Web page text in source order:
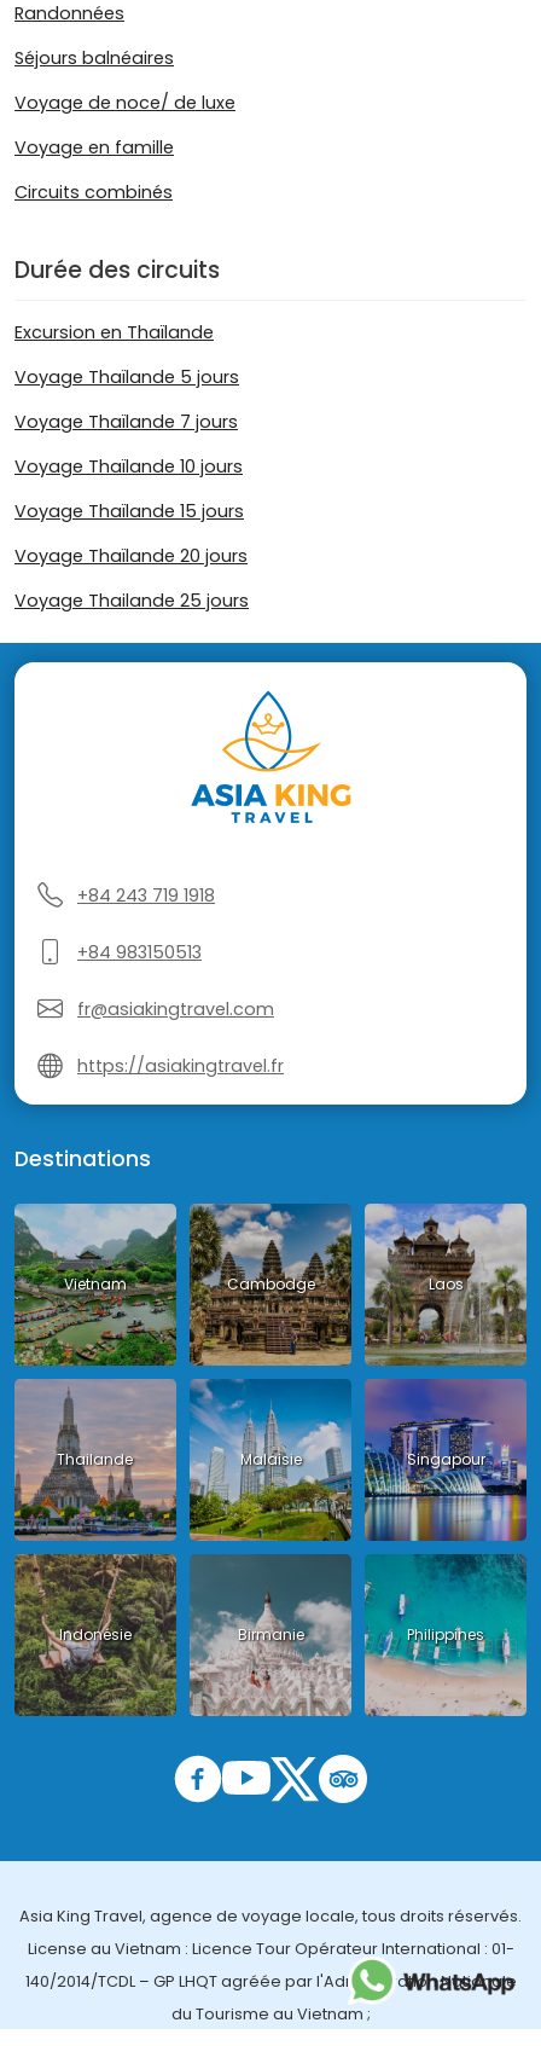
Randonnées
Séjours balnéaires
Voyage de noce/ de luxe
Voyage en famille
Circuits combinés
Durée des circuits
Excursion en Thaïlande
Voyage Thaïlande 5 jours
Voyage Thaïlande 7 jours
Voyage Thaïlande 10 jours
Voyage Thaïlande 15 jours
Voyage Thaïlande 20 jours
Voyage Thailande 25 jours
+84 243 719 1918
+84 983150513
fr@asiakingtravel.com
https://asiakingtravel.fr
Destinations
Vietnam Cambodge Laos
Thailande Malaisie Singapour
Indonésie Birmanie Philippines
Asia King Travel, agence de voyage locale, tous droits réservés.
License au Vietnam : Licence Tour Opérateur International : 01-
140/2014/TCDL – GP LHQT agréée par l'Administration Nationale
du Tourisme au Vietnam ;